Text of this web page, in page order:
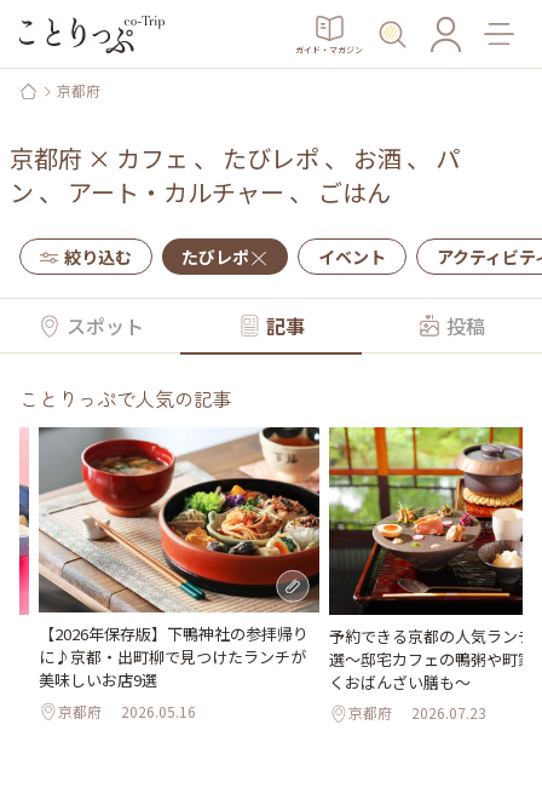
ガイド・マガジン
京都府
京都府 × カフェ 、 たびレポ 、 お酒 、 パ
ン 、 アート・カルチャー 、 ごはん
絞り込む たびレポ イベント アクティビテ
スポット 記事 投稿
ことりっぷで人気の記事
【2026年保存版】下鴨神社の参拝帰り
に♪京都・出町柳で見つけたランチが
美味しいお店9選
京都府 2026.05.16
予約できる京都の人気ランチ
選～邸宅カフェの鴨粥や町家
くおばんざい膳も～
京都府 2026.07.23